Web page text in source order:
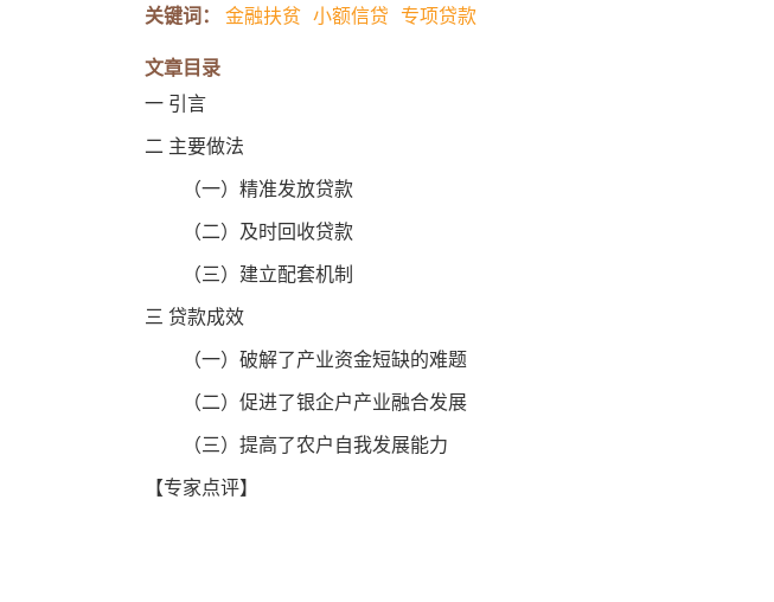
关键词： 金融扶贫 小额信贷 专项贷款
文章目录
一 引言
二 主要做法
（一）精准发放贷款
（二）及时回收贷款
（三）建立配套机制
三 贷款成效
（一）破解了产业资金短缺的难题
（二）促进了银企户产业融合发展
（三）提高了农户自我发展能力
【专家点评】